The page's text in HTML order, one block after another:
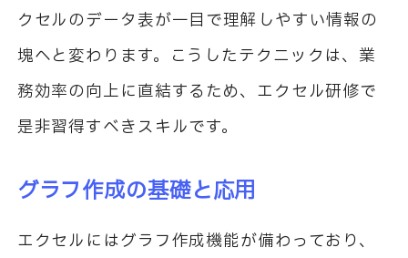
クセルのデータ表が一目で理解しやすい情報の
塊へと変わります。こうしたテクニックは、業
務効率の向上に直結するため、エクセル研修で
是非習得すべきスキルです。
グラフ作成の基礎と応用
エクセルにはグラフ作成機能が備わっており、